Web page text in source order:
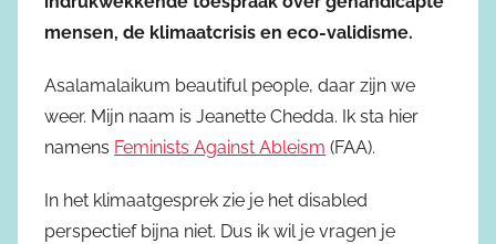
mensen, de klimaatcrisis en eco-validisme.
Asalamalaikum beautiful people, daar zijn we
weer. Mijn naam is Jeanette Chedda. Ik sta hier
namens Feminists Against Ableism (FAA).
In het klimaatgesprek zie je het disabled
perspectief bijna niet. Dus ik wil je vragen je